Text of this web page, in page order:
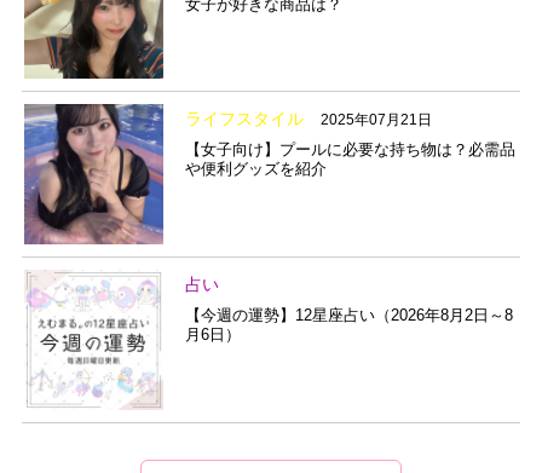
女子が好きな商品は？
ライフスタイル 2025年07月21日
【女子向け】プールに必要な持ち物は？必需品
や便利グッズを紹介
占い
【今週の運勢】12星座占い（2026年8月2日～8
月6日）